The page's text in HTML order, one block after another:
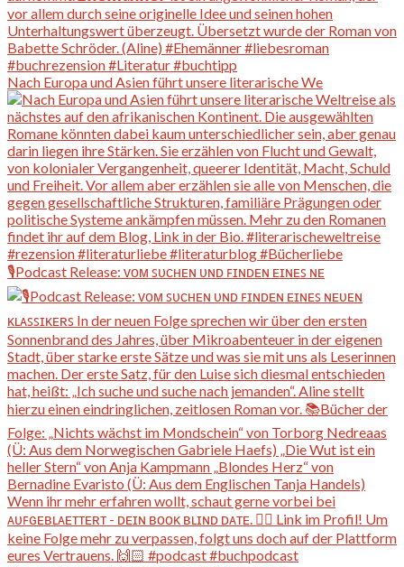
Nach Europa und Asien führt unsere literarische We
🎙️Podcast Release: ᴠᴏᴍ ꜱᴜᴄʜᴇɴ ᴜɴᴅ ꜰɪɴᴅᴇɴ ᴇɪɴᴇꜱ ɴᴇ